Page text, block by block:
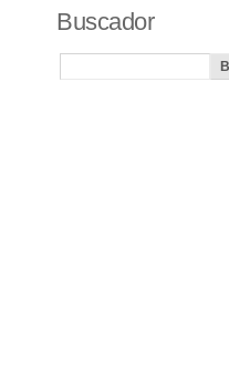
Buscador